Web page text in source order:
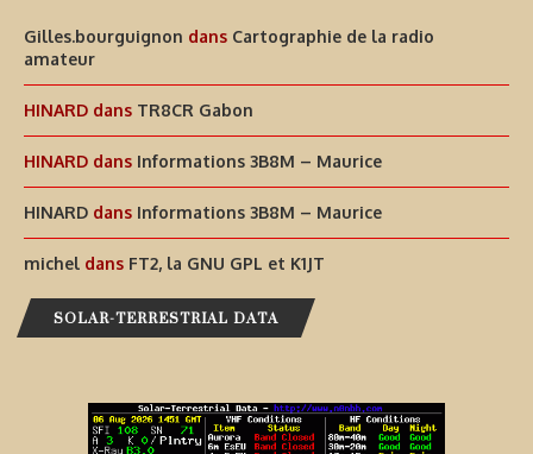
Gilles.bourguignon dans Cartographie de la radio
amateur
HINARD dans TR8CR Gabon
HINARD dans Informations 3B8M – Maurice
HINARD dans Informations 3B8M – Maurice
michel dans FT2, la GNU GPL et K1JT
SOLAR-TERRESTRIAL DATA